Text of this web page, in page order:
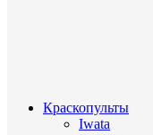
Краскопульты
Iwata